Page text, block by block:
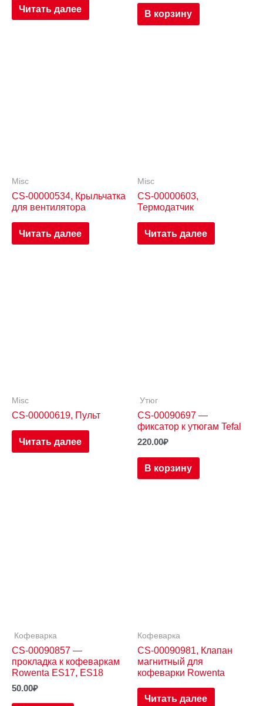
Читать далее В корзину
Misc
CS-00000534, Крыльчатка
для вентилятора
Читать далее
Misc
CS-00000603,
Термодатчик
Читать далее
Misc
CS-00000619, Пульт
Читать далее
Утюг
CS-00090697 —
фиксатор к утюгам Tefal
220.00₽
В корзину
Кофеварка
CS-00090857 —
прокладка к кофеваркам
Rowenta ES17, ES18
50.00₽
Кофеварка
CS-00090981, Клапан
магнитный для
кофеварки Rowenta
Читать далее